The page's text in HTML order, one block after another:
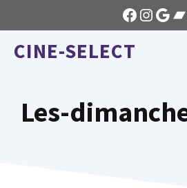
au
contenu
Facebook
CINE-SELECT
Les-